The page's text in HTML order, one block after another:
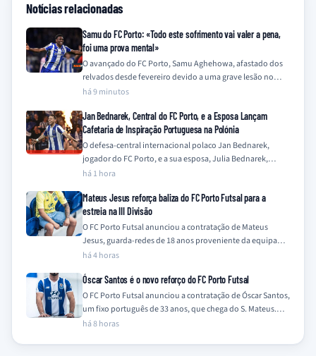
Notícias relacionadas
Samu do FC Porto: «Todo este sofrimento vai valer a pena,
foi uma prova mental»
O avançado do FC Porto, Samu Aghehowa, afastado dos
relvados desde fevereiro devido a uma grave lesão no
joelho, descreveu o seu…
há 9 minutos
Jan Bednarek, Central do FC Porto, e a Esposa Lançam
Cafetaria de Inspiração Portuguesa na Polónia
O defesa-central internacional polaco Jan Bednarek,
jogador do FC Porto, e a sua esposa, Julia Bednarek,
embarcaram numa nova iniciativa empresarial na…
há 1 hora
Mateus Jesus reforça baliza do FC Porto Futsal para a
estreia na III Divisão
O FC Porto Futsal anunciou a contratação de Mateus
Jesus, guarda-redes de 18 anos proveniente da equipa
Sub-19 do clube, para a…
há 4 horas
Óscar Santos é o novo reforço do FC Porto Futsal
O FC Porto Futsal anunciou a contratação de Óscar Santos,
um fixo português de 33 anos, que chega do S. Mateus.
O…
há 8 horas